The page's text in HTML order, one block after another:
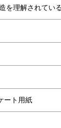
を理解されてい
ート用紙